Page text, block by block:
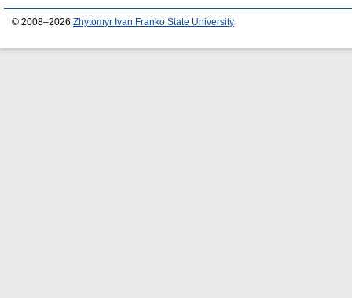
© 2008–2026 Zhytomyr Ivan Franko State University